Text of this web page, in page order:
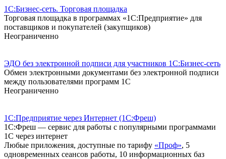
1С:Бизнес-сеть. Торговая площадка
Торговая площадка в программах «1С:Предприятие» для
поставщиков и покупателей (закупщиков)
Неограниченно
ЭДО без электронной подписи для участников 1С:Бизнес-сеть
Обмен электронными документами без электронной подписи
между пользователями программ 1С
Неограниченно
1С:Предприятие через Интернет (1С:Фреш)
1С:Фреш — сервис для работы с популярными программами
1С через интернет
Любые приложения, доступные по тарифу «Проф», 5
одновременных сеансов работы, 10 информационных баз